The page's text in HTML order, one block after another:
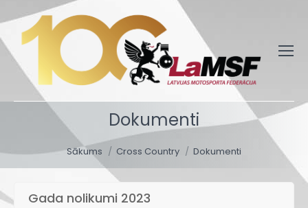
Dokumenti
You are here:
Sākums Cross Country Dokumenti
Gada nolikumi 2023